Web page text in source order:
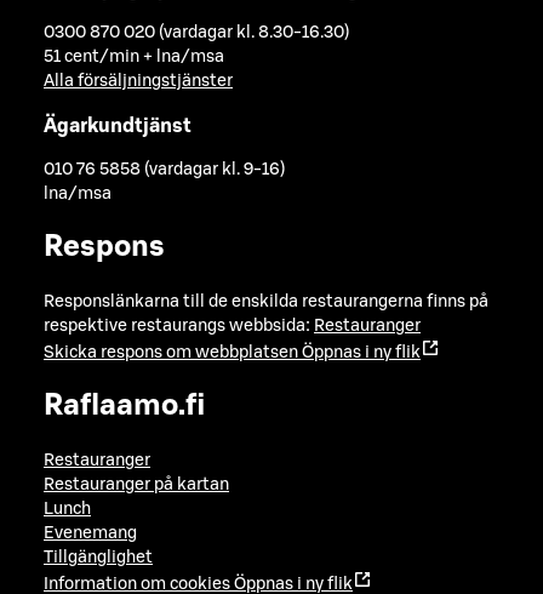
0300 870 020 (vardagar kl. 8.30-16.30)
51 cent/min + lna/msa
Alla försäljningstjänster
Ägarkundtjänst
010 76 5858 (vardagar kl. 9-16)
lna/msa
Respons
Responslänkarna till de enskilda restaurangerna finns på
respektive restaurangs webbsida: Restauranger
Skicka respons om webbplatsen Öppnas i ny flik
Raflaamo.fi
Restauranger
Restauranger på kartan
Lunch
Evenemang
Tillgänglighet
Information om cookies Öppnas i ny flik